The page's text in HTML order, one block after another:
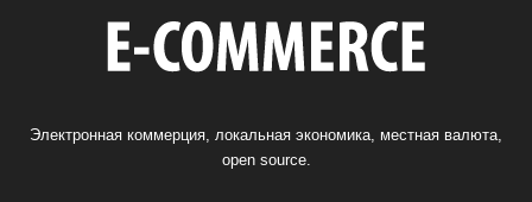
Электронная коммерция, локальная экономика, местная валюта,
open source.